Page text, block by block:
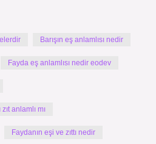
Barışın eş anlamlısı nedir
Fayda eş anlamlısı nedir eodev
anlamlı mı
Faydanın eşi ve zıttı nedir